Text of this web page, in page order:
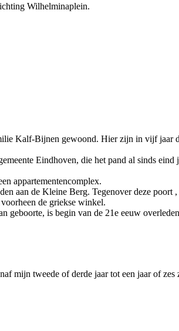
Wilhelminaplein.
Kalf-Bijnen gewoond. Hier zijn in vijf jaar
Eindhoven, die het pand al sinds
appartementencomplex.
aan de Kleine Berg. Tegenover deze
de griekse winkel.
geboorte, is begin van de 21e eeuw
mijn tweede of derde jaar tot een jaar of